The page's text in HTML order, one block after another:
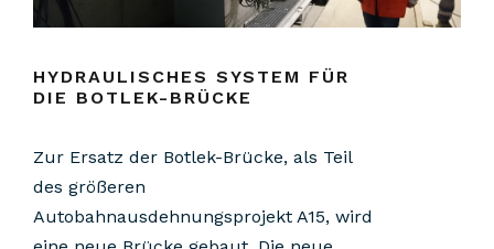
HYDRAULISCHES SYSTEM FÜR
DIE BOTLEK-BRÜCKE
Zur Ersatz der Botlek-Brücke, als Teil
des größeren
Autobahnausdehnungsprojekt A15, wird